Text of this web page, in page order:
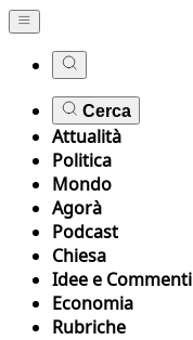
Cerca
Attualità
Politica
Mondo
Agorà
Podcast
Chiesa
Idee e Commenti
Economia
Rubriche